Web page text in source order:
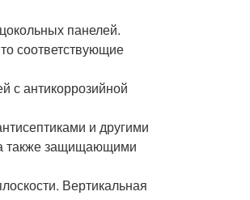
панелей.
соответствующие
с антикоррозийной
и другими
также защищающими
Вертикальная